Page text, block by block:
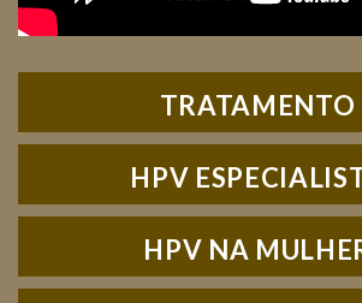
TRATAMENTO
HPV
HPV NA